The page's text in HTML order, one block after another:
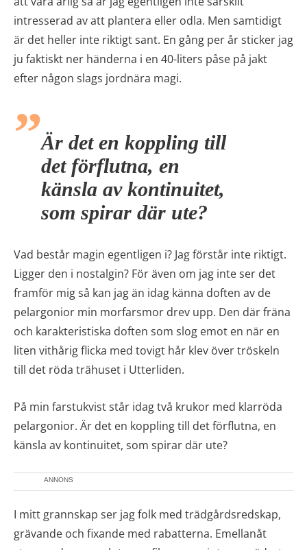
intresserad av att plantera eller odla. Men samtidigt
är det heller inte riktigt sant. En gång per år sticker jag
ju faktiskt ner händerna i en 40-liters påse på jakt
efter någon slags jordnära magi.
Är det en koppling till
det förflutna, en
känsla av kontinuitet,
som spirar där ute?
Vad består magin egentligen i? Jag förstår inte riktigt.
Ligger den i nostalgin? För även om jag inte ser det
framför mig så kan jag än idag känna doften av de
pelargonior min morfarsmor drev upp. Den där fräna
och karakteristiska doften som slog emot en när en
liten vithårig flicka med tovigt hår klev över tröskeln
till det röda trähuset i Utterliden.
På min farstukvist står idag två krukor med klarröda
pelargonior. Är det en koppling till det förflutna, en
känsla av kontinuitet, som spirar där ute?
ANNONS
I mitt grannskap ser jag folk med trädgårdsredskap,
grävande och fixande med rabatterna. Emellanåt